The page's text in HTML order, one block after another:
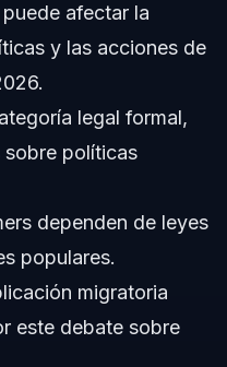
afectar la
y las acciones de
legal formal,
sobre políticas
dependen de leyes
populares.
migratoria
este debate sobre